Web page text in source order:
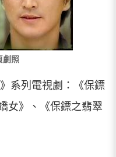
劇照
系列電視劇：《保鏢
女》、《保鏢之翡翠